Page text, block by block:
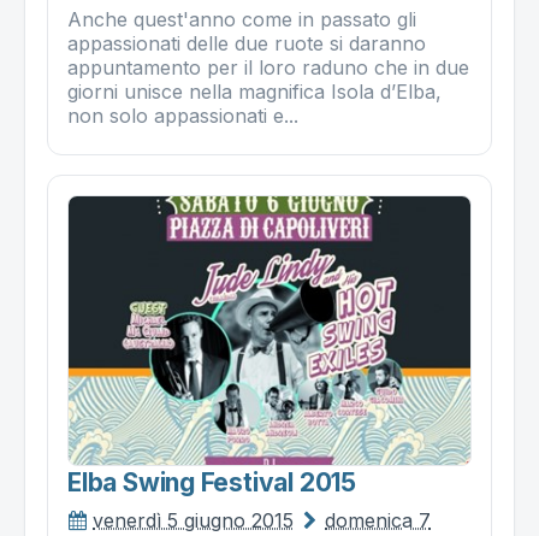
Anche quest'anno come in passato gli
appassionati delle due ruote si daranno
appuntamento per il loro raduno che in due
giorni unisce nella magnifica Isola d’Elba,
non solo appassionati e...
Elba Swing Festival 2015
venerdì 5 giugno 2015
domenica 7